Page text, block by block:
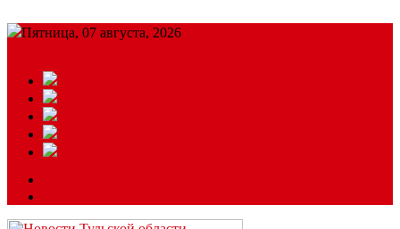
Пятница, 07 августа, 2026